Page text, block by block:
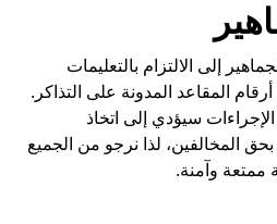
إلى الالتزام بالتعليمات
أرقام المقاعد المدونة على التذاكر.
سيؤدي إلى اتخاذ
بحق المخالفين، لذا نرجو من الجميع
ممتعة وآمنة.